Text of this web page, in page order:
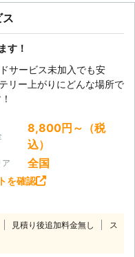
す！
サービス未加入でも安
リー上がりにどんな場所で
8,800円～（税
込）
全国
を確認
見積り後追加料金無し
ス